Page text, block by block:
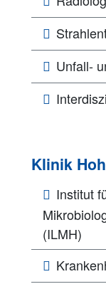
Unfall-
Klinik
Institut
(ILMH)